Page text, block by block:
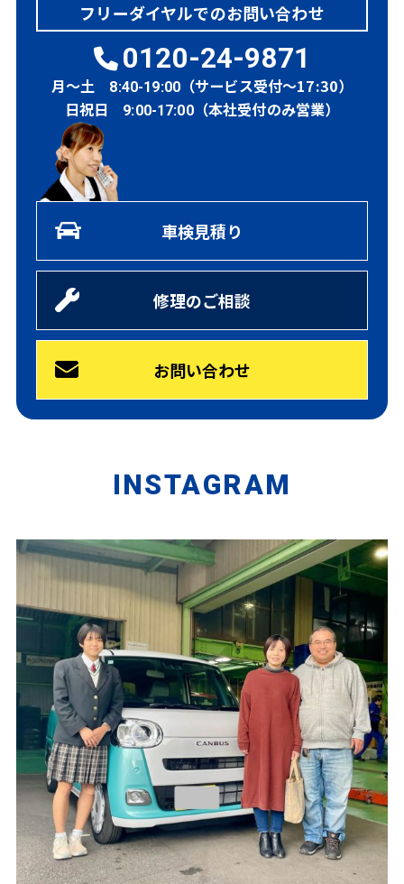
フリーダイヤルでのお問い合わせ
0120-24-9871
月～土 8:40-19:00 （サービス受付～17:30）
日祝日
9:00-17:00（本社受付のみ営業）
車検見積り
修理のご相談
お問い合わせ
INSTAGRAM